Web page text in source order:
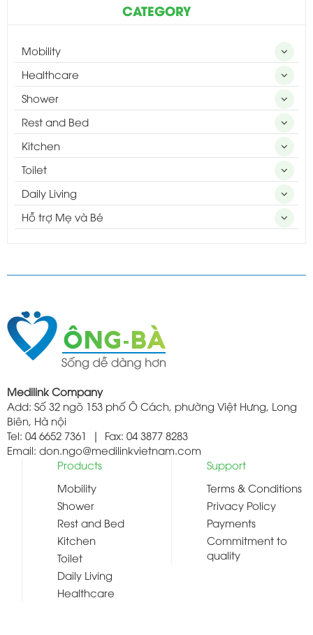
CATEGORY
Mobility
Healthcare
Shower
Rest and Bed
Kitchen
Toilet
Daily Living
Hỗ trợ Mẹ và Bé
Medilink Company
Add: Số 32 ngõ 153 phố Ô Cách, phường Việt Hưng, Long
Biên, Hà nội
Tel: 04 6652 7361 | Fax: 04 3877 8283
Email: don.ngo@medilinkvietnam.com
Products
Mobility
Shower
Rest and Bed
Kitchen
Toilet
Daily Living
Healthcare
Support
Terms & Conditions
Privacy Policy
Payments
Commitment to
quality